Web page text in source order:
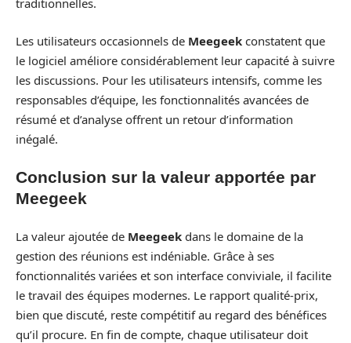
traditionnelles.
Les utilisateurs occasionnels de Meegeek constatent que
le logiciel améliore considérablement leur capacité à suivre
les discussions. Pour les utilisateurs intensifs, comme les
responsables d’équipe, les fonctionnalités avancées de
résumé et d’analyse offrent un retour d’information
inégalé.
Conclusion sur la valeur apportée par
Meegeek
La valeur ajoutée de Meegeek dans le domaine de la
gestion des réunions est indéniable. Grâce à ses
fonctionnalités variées et son interface conviviale, il facilite
le travail des équipes modernes. Le rapport qualité-prix,
bien que discuté, reste compétitif au regard des bénéfices
qu’il procure. En fin de compte, chaque utilisateur doit